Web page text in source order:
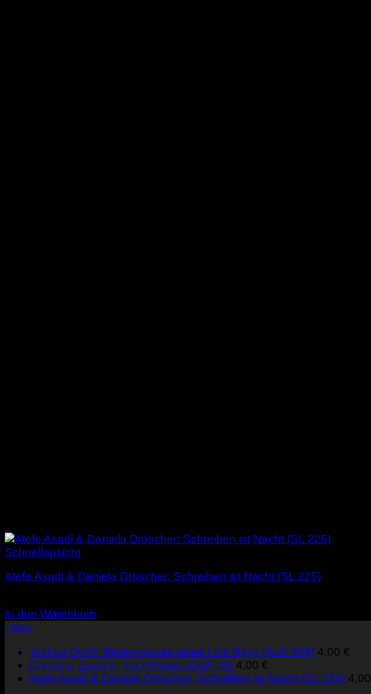
Schnellansicht
Atefe Asadi & Daniela Dröscher: Schreiben ist Nacht (SL 225)
In den Warenkorb
› Neu
Joshua Groß: Bekenntnisse eines Link-Boys (AuK 538) 4,00 €
Christine Zureich: fruchtfolgen (DgR 18) 4,00 €
Atefe Asadi & Daniela Dröscher: Schreiben ist Nacht (SL 225) 4,00